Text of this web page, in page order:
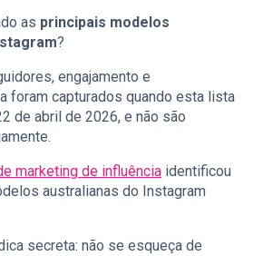
PT
as principais modelos
?
engajamento e
foram capturados quando esta lista
de abril de 2026, e não são
marketing de influência identificou
australianas do Instagram
secreta: não se esqueça de